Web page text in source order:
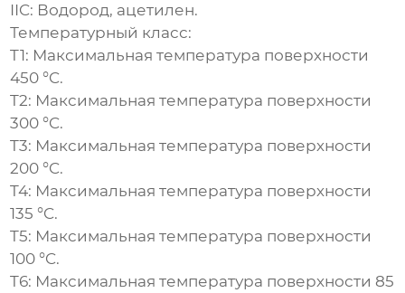
IIC: Водород, ацетилен.
Температурный класс:
T1: Максимальная температура поверхности
450 °C.
T2: Максимальная температура поверхности
300 °C.
T3: Максимальная температура поверхности
200 °C.
T4: Максимальная температура поверхности
135 °C.
T5: Максимальная температура поверхности
100 °C.
T6: Максимальная температура поверхности 85